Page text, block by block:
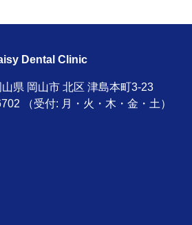
Dental Clinic
県 岡山市 北区 津島本町3-23
（受付: 月・火・木・金・土）